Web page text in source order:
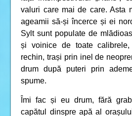
valuri care mai de care. Asta
ageamii să-și încerce și ei
Sylt sunt populate de
și voinice de toate calibrele,
rechin, trași prin inel de
drum după puteri prin
spume.
Îmi fac și eu drum, fără
capătul dinspre apă al